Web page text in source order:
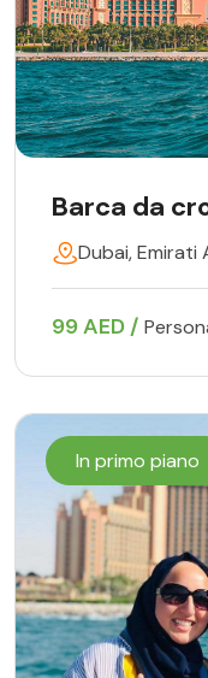
Barca da
Dubai, Emirati
99 AED /
In primo piano